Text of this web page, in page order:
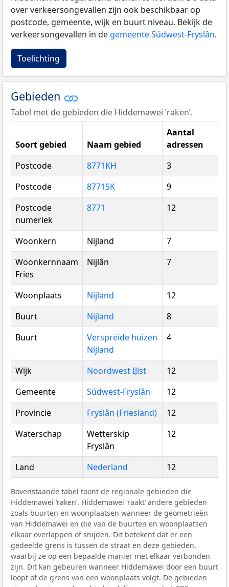
over verkeersongevallen zijn ook beschikbaar op
postcode, gemeente, wijk en buurt niveau. Bekijk de
verkeersongevallen in de gemeente Súdwest-Fryslân.
Toelichting
Gebieden
Tabel met de gebieden die Hiddemawei ‘raken’.
Soort gebied Naam gebied
Aantal
adressen
Postcode
8771KH
3
Postcode
8771SK
9
Postcode
numeriek
8771 12
Woonkern Nijland
7
Woonkernnaam
Fries
Nijlân 7
Woonplaats Nijland
12
Buurt
Nijland
8
Buurt
Verspreide huizen
Nijland
4
Wijk Noordwest IJlst
12
Gemeente
Súdwest-Fryslân
12
Provincie
Fryslân (Friesland)
12
Waterschap
Wetterskip
Fryslân
12
Land Nederland 12
Bovenstaande tabel toont de regionale gebieden die
Hiddemawei ‘raken’. Hiddemawei ‘raakt’ andere gebieden
zoals buurten en woonplaatsen wanneer de geometrieën
van Hiddemawei en die van de buurten en woonplaatsen
elkaar overlappen of snijden. Dit betekent dat er een
gedeelde grens is tussen de straat en deze gebieden,
waarbij ze op een bepaalde manier met elkaar verbonden
zijn. Dit kan gebeuren wanneer Hiddemawei door een buurt
loopt of de grens van een woonplaats volgt. De gebieden